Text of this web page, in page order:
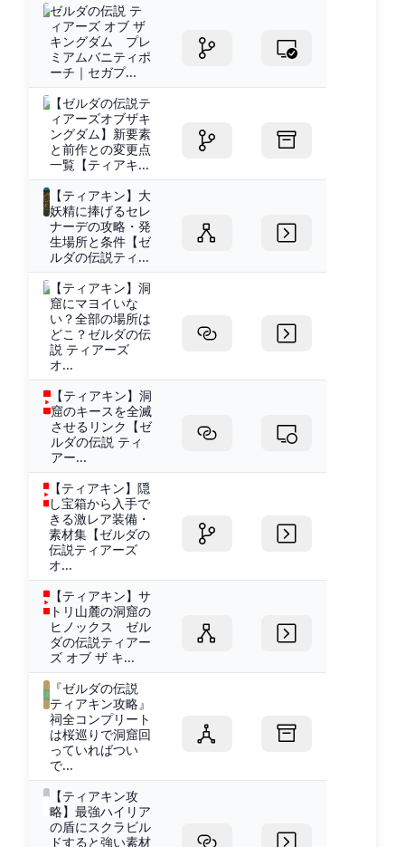
ゼルダの伝説 テ
ィアーズ オブ ザ
キングダム プレ
ミアムバニティポ
ーチ｜セガプ...
【ゼルダの伝説テ
ィアーズオブザキ
ングダム】新要素
と前作との変更点
一覧【ティアキ...
【ティアキン】大
妖精に捧げるセレ
ナーデの攻略・発
生場所と条件【ゼ
ルダの伝説ティ...
【ティアキン】洞
窟にマヨイいな
い？全部の場所は
どこ？ゼルダの伝
説 ティアーズ
オ...
【ティアキン】洞
窟のキースを全滅
させるリンク【ゼ
ルダの伝説 ティ
アー...
【ティアキン】隠
し宝箱から入手で
きる激レア装備・
素材集【ゼルダの
伝説ティアーズ
オ...
【ティアキン】サ
トリ山麓の洞窟の
ヒノックス ゼル
ダの伝説ティアー
ズ オブ ザ キ...
『ゼルダの伝説
ティアキン攻略』
祠全コンプリート
は桜巡りで洞窟回
っていればつい
で...
【ティアキン攻
略】最強ハイリア
の盾にスクラビル
ドすると強い素材